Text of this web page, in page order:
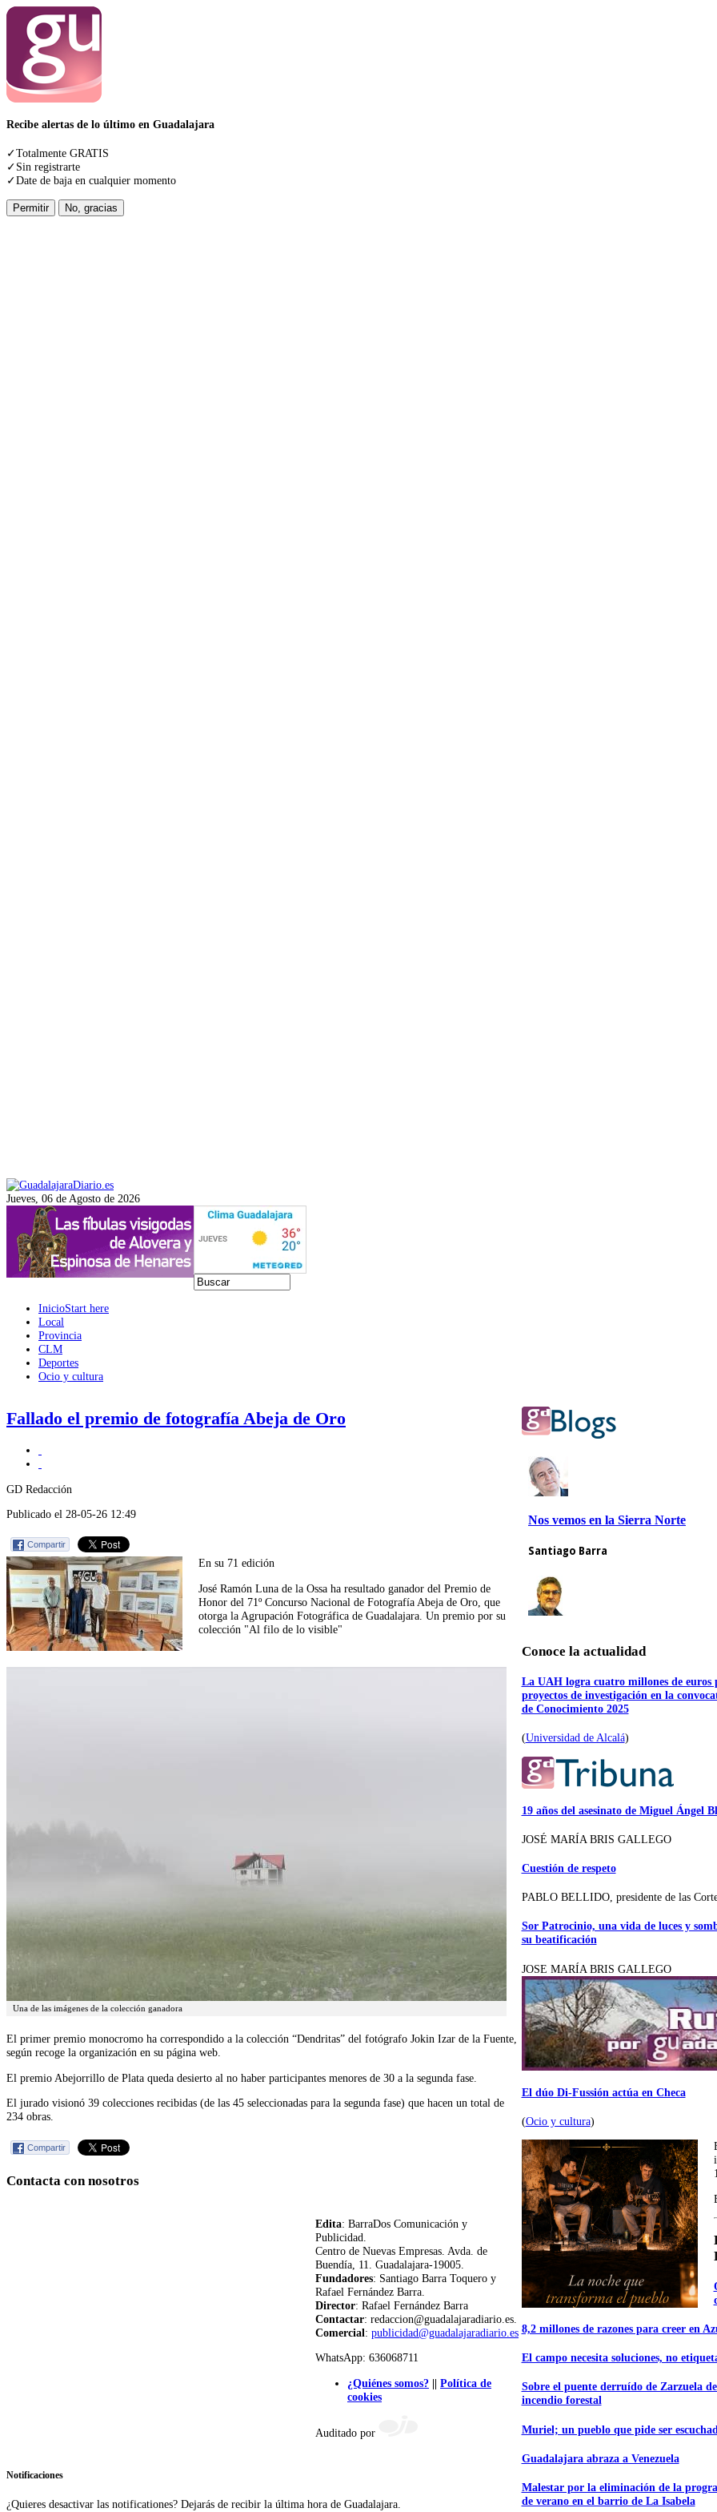
Recibe alertas de lo último en Guadalajara
✓Totalmente GRATIS
✓Sin registrarte
✓Date de baja en cualquier momento
Permitir No, gracias
Jueves, 06 de Agosto de 2026
InicioStart here
Local
Provincia
CLM
Deportes
Ocio y cultura
Fallado el premio de fotografía Abeja de Oro
GD Redacción
Publicado el 28-05-26 12:49
Compartir
En su 71 edición
José Ramón Luna de la Ossa ha resultado ganador del Premio de
Honor del 71º Concurso Nacional de Fotografía Abeja de Oro, que
otorga la Agrupación Fotográfica de Guadalajara. Un premio por su
colección "Al filo de lo visible"
Una de las imágenes de la colección ganadora
El primer premio monocromo ha correspondido a la colección “Dendritas” del fotógrafo Jokin Izar de la Fuente,
según recoge la organización en su página web.
El premio Abejorrillo de Plata queda desierto al no haber participantes menores de 30 a la segunda fase.
El jurado visionó 39 colecciones recibidas (de las 45 seleccionadas para la segunda fase) que hacen un total de
234 obras.
Compartir
Conoce la actualidad
La UAH logra cuatro millones de euros
proyectos de investigación en la
de Conocimiento 2025
(Universidad de Alcalá)
19 años del asesinato de Miguel Ángel
JOSÉ MARÍA BRIS GALLEGO
Cuestión de respeto
PABLO BELLIDO, presidente de las
Sor Patrocinio, una vida de luces y
su beatificación
JOSE MARÍA BRIS GALLEGO
El dúo Di-Fussión actúa en Checa
(Ocio y cultura)
8,2 millones de razones para creer en
El campo necesita soluciones, no
Sobre el puente derruído de Zarzuela
incendio forestal
Muriel; un pueblo que pide ser
Guadalajara abraza a Venezuela
Malestar por la eliminación de la
de verano en el barrio de La Isabela
Contacta con nosotros
Edita: BarraDos Comunicación y
Publicidad.
Centro de Nuevas Empresas. Avda. de
Buendía, 11. Guadalajara-19005.
Fundadores: Santiago Barra Toquero y
Rafael Fernández Barra.
Director: Rafael Fernández Barra
Contactar: redaccion@guadalajaradiario.es.
Comercial: publicidad@guadalajaradiario.es
WhatsApp: 636068711
¿Quiénes somos? || Política de
cookies
Auditado por
Notificaciones
¿Quieres desactivar las notificationes? Dejarás de recibir la última hora de Guadalajara.